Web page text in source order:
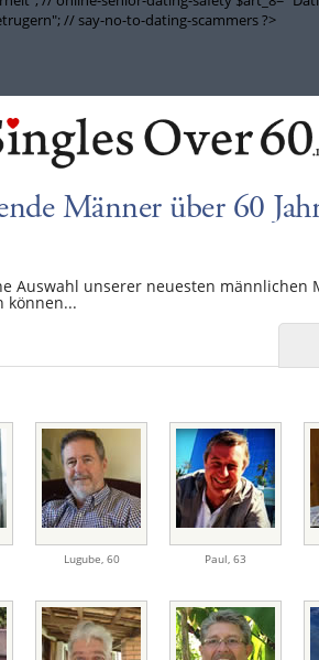
// say-no-to-dating-scammers ?>
Männer über 60
Auswahl unserer neuesten männlichen
können...
Lugube 60 Paul ,63